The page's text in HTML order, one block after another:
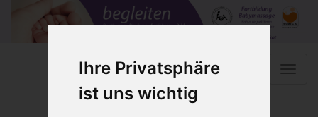
Ihre Privatsphäre
ist uns wichtig
Toggle